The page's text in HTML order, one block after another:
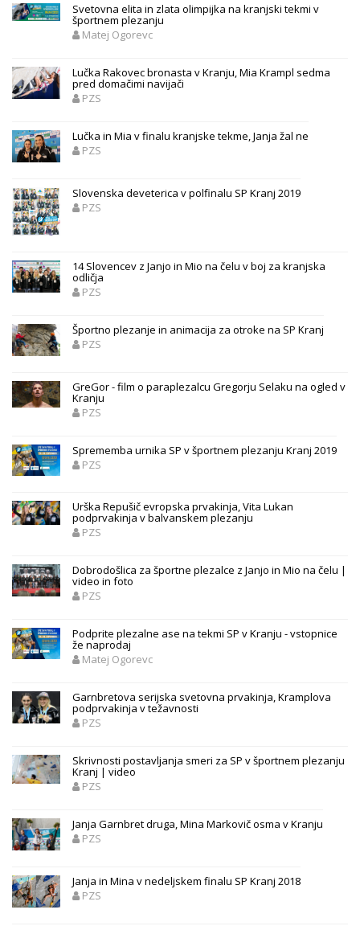
Svetovna elita in zlata olimpijka na kranjski tekmi v
športnem plezanju
Matej Ogorevc
Lučka Rakovec bronasta v Kranju, Mia Krampl sedma
pred domačimi navijači
PZS
Lučka in Mia v finalu kranjske tekme, Janja žal ne
PZS
Slovenska deveterica v polfinalu SP Kranj 2019
PZS
14 Slovencev z Janjo in Mio na čelu v boj za kranjska
odličja
PZS
Športno plezanje in animacija za otroke na SP Kranj
PZS
GreGor - film o paraplezalcu Gregorju Selaku na ogled v
Kranju
PZS
Sprememba urnika SP v športnem plezanju Kranj 2019
PZS
Urška Repušič evropska prvakinja, Vita Lukan
podprvakinja v balvanskem plezanju
PZS
Dobrodošlica za športne plezalce z Janjo in Mio na čelu |
video in foto
PZS
Podprite plezalne ase na tekmi SP v Kranju - vstopnice
že naprodaj
Matej Ogorevc
Garnbretova serijska svetovna prvakinja, Kramplova
podprvakinja v težavnosti
PZS
Skrivnosti postavljanja smeri za SP v športnem plezanju
Kranj | video
PZS
Janja Garnbret druga, Mina Markovič osma v Kranju
PZS
Janja in Mina v nedeljskem finalu SP Kranj 2018
PZS